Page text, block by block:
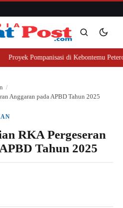
Cari
Pompanisasi di Kebontemu
Anggaran pada APBD Tahun 2025
RKA Pergeseran
Tahun 2025